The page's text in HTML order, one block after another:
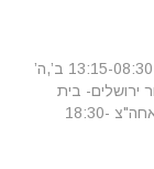
ישוב שעות פתיחה ירושלים- ארמון הנציב א’,ג’,ד’ 13:15-08:30 ב’,ה’
ו’ - הסניף סגור ירושלים- בית
הכרם א’,ג’,ד’ 13:15-08:30 ב’,ה’ 13:00-08:30 אחה"צ 18:30-